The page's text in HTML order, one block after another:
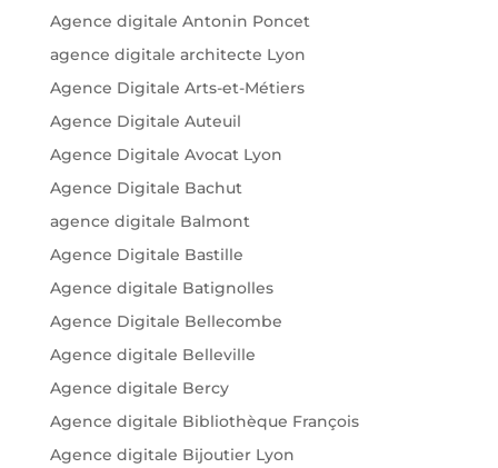
Agence digitale Antonin Poncet
agence digitale architecte Lyon
Agence Digitale Arts-et-Métiers
Agence Digitale Auteuil
Agence Digitale Avocat Lyon
Agence Digitale Bachut
agence digitale Balmont
Agence Digitale Bastille
Agence digitale Batignolles
Agence Digitale Bellecombe
Agence digitale Belleville
Agence digitale Bercy
Agence digitale Bibliothèque François
Agence digitale Bijoutier Lyon